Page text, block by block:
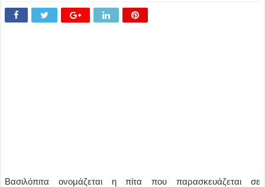
Βασιλόπιτα ονομάζεται η πίτα που παρασκευάζεται σε